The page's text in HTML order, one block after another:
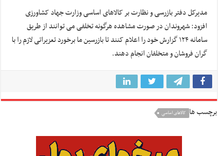
مدیرکل دفتر بازرسی و نظارت بر کالاهای اساسی وزارت جهاد کشاورزی
افزود: شهروندان در صورت مشاهده هرگونه تخلفی می توانند از طریق
سامانه ۱۲۴ گزارش خود را اعلام کنند تا بازرسین ما برخورد تعزیراتی لازم را با
گران فروشان و متخلفان انجام دهند.
برچسب ها کالاهای اساسی